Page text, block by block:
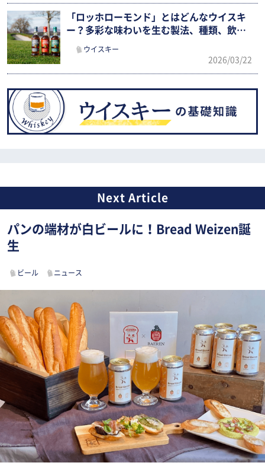
「ロッホローモンド」とはどんなウイスキ
ー？多彩な味わいを生む製法、種類、飲み
ウイスキー
2026/03/22
パンの端材が白ビールに！Bread Weizen誕
生
ビール ニュース